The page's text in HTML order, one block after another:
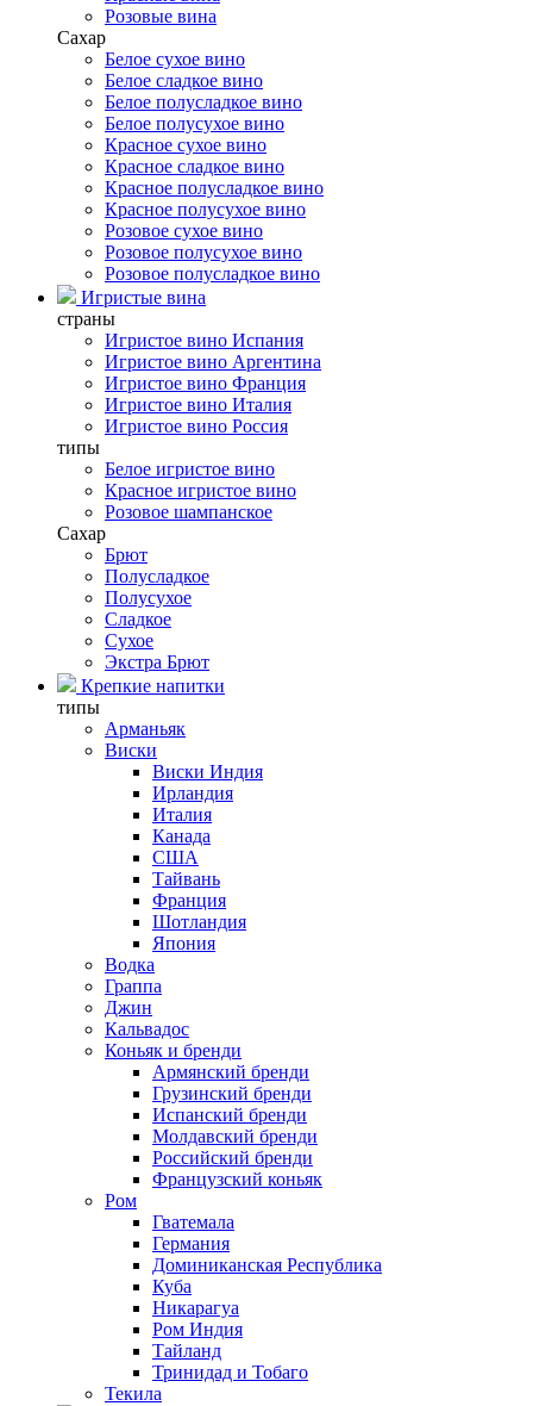
Розовые вина
Сахар
Белое сухое вино
Белое сладкое вино
Белое полусладкое вино
Белое полусухое вино
Красное сухое вино
Красное сладкое вино
Красное полусладкое вино
Красное полусухое вино
Розовое сухое вино
Розовое полусухое вино
Розовое полусладкое вино
Игристые вина
страны
Игристое вино Испания
Игристое вино Аргентина
Игристое вино Франция
Игристое вино Италия
Игристое вино Россия
типы
Белое игристое вино
Красное игристое вино
Розовое шампанское
Сахар
Брют
Полусладкое
Полусухое
Сладкое
Сухое
Экстра Брют
Крепкие напитки
типы
Арманьяк
Виски
Виски Индия
Ирландия
Италия
Канада
США
Тайвань
Франция
Шотландия
Япония
Водка
Граппа
Джин
Кальвадос
Коньяк и бренди
Армянский бренди
Грузинский бренди
Испанский бренди
Молдавский бренди
Российский бренди
Французский коньяк
Ром
Гватемала
Германия
Доминиканская Республика
Куба
Никарагуа
Ром Индия
Тайланд
Тринидад и Тобаго
Текила